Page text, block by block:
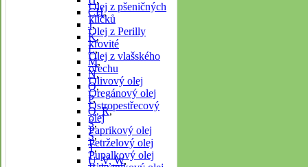
CH,
J,
K,
L,
M,
N,
O,
P,
Q, R,
S,
Š,
T,
U, V, W,
Olej z pšeničných
klíčků
Olej z Perilly
křovité
Olej z vlašského
ořechu
Olivový olej
Oregánový olej
Ostropestřecový
olej
Paprikový olej
Petrželový olej
Pupalkový olej